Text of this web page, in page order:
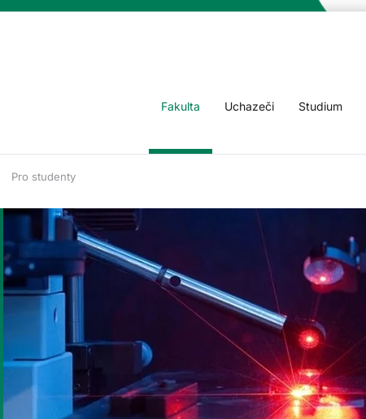
Fakulta Uchazeči Studium
Pro studenty